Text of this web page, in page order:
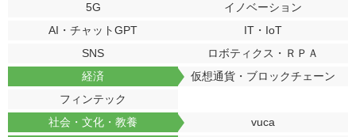
5G
イノベーション
AI・チャットGPT
IT・IoT
SNS
ロボティクス・ＲＰＡ
経済
仮想通貨・ブロックチェーン
フィンテック
社会・文化・教養
vuca